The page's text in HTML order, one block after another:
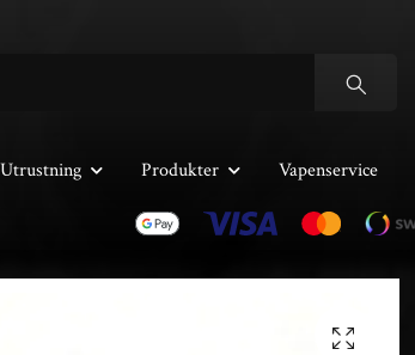
Produkter Vapenservice